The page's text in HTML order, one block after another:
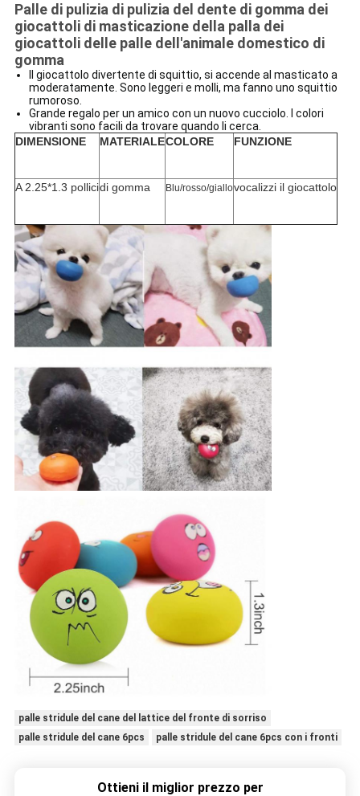
Palle di pulizia di pulizia del dente di gomma dei
giocattoli di masticazione della palla dei
giocattoli delle palle dell'animale domestico di
gomma
Il giocattolo divertente di squittio, si accende al masticato a
moderatamente. Sono leggeri e molli, ma fanno uno squittio
rumoroso.
Grande regalo per un amico con un nuovo cucciolo. I colori
vibranti sono facili da trovare quando li cerca.
DIMENSIONE
MATERIALECOLORE FUNZIONE
A 2.25*1.3 pollicidi gomma Blu/rosso/giallovocalizzi il giocattolo
palle stridule del cane del lattice del fronte di sorriso
palle stridule del cane 6pcs
palle stridule del cane 6pcs con i fronti
Ottieni il miglior prezzo per